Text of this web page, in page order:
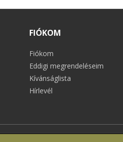
FIÓKOM
Fiókom
Eddigi megrendeléseim
Kívánságlista
Hírlevél